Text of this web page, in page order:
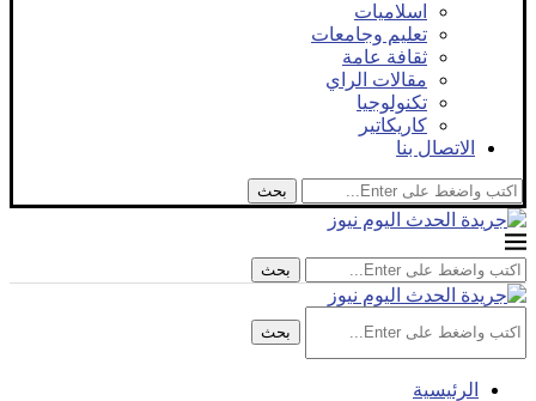
اسلاميات
تعليم وجامعات
ثقافة عامة
مقالات الراي
تكنولوجيا
كاريكاتير
الاتصال بنا
بحث
بحث
بحث
الرئيسية